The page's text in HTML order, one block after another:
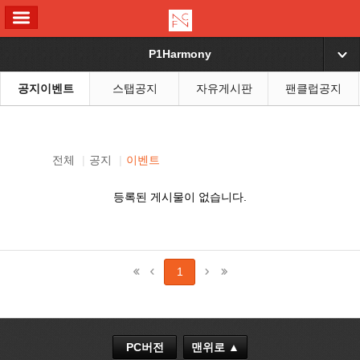
P1Harmony ▼
공지이벤트 스탭공지 자유게시판 팬클럽공지
전체 | 공지 | 이벤트
등록된 게시물이 없습니다.
1
PC버전 맨위로 ▲